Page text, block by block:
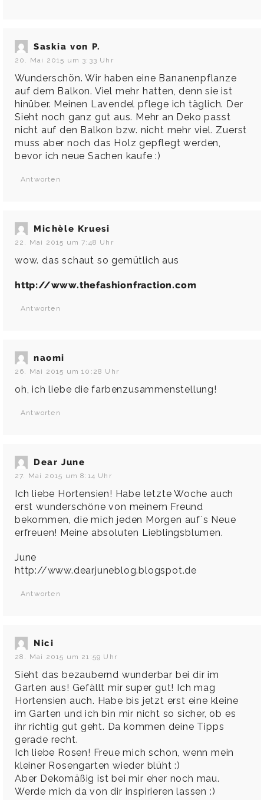
Saskia von P.
20. Mai 2015 um 3:33 Uhr
Wunderschön. Wir haben eine Bananenpflanze
auf dem Balkon. Viel mehr hatten, denn sie ist
hinüber. Meinen Lavendel pflege ich täglich. Der
Sieht noch ganz gut aus. Mehr an Deko passt
nicht auf den Balkon bzw. nicht mehr viel. Zuerst
muss aber noch das Holz gepflegt werden,
bevor ich neue Sachen kaufe :)
Antworten
Michèle Kruesi
22. Mai 2015 um 7:48 Uhr
wow. das schaut so gemütlich aus
http://www.thefashionfraction.com
Antworten
naomi
26. Mai 2015 um 10:28 Uhr
oh, ich liebe die farbenzusammenstellung!
Antworten
Dear June
27. Mai 2015 um 8:14 Uhr
Ich liebe Hortensien! Habe letzte Woche auch
erst wunderschöne von meinem Freund
bekommen, die mich jeden Morgen auf´s Neue
erfreuen! Meine absoluten Lieblingsblumen.
June
http://www.dearjuneblog.blogspot.de
Antworten
Nici
28. Mai 2015 um 21:59 Uhr
Sieht das bezaubernd wunderbar bei dir im
Garten aus! Gefällt mir super gut! Ich mag
Hortensien auch. Habe bis jetzt erst eine kleine
im Garten und ich bin mir nicht so sicher, ob es
ihr richtig gut geht. Da kommen deine Tipps
gerade recht.
Ich liebe Rosen! Freue mich schon, wenn mein
kleiner Rosengarten wieder blüht :)
Aber Dekomäßig ist bei mir eher noch mau.
Werde mich da von dir inspirieren lassen :)